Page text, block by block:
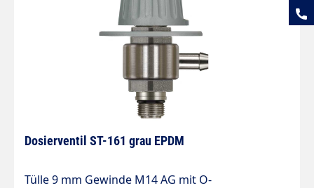
Dosierventil ST-161 grau EPDM
Tülle 9 mm Gewinde M14 AG mit O-